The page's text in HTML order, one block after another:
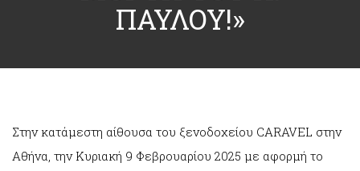
ΠΑΥΛΟΥ!»
Στην κατάμεστη αίθουσα του ξενοδοχείου CARAVEL στην
Αθήνα, την Κυριακή 9 Φεβρουαρίου 2025 με αφορμή το